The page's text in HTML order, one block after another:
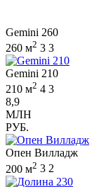
Gemini 260
260 м2 3 3
Gemini 210
210 м2 4 3
8,9
МЛН
РУБ.
Опен Вилладж
200 м2 3 2